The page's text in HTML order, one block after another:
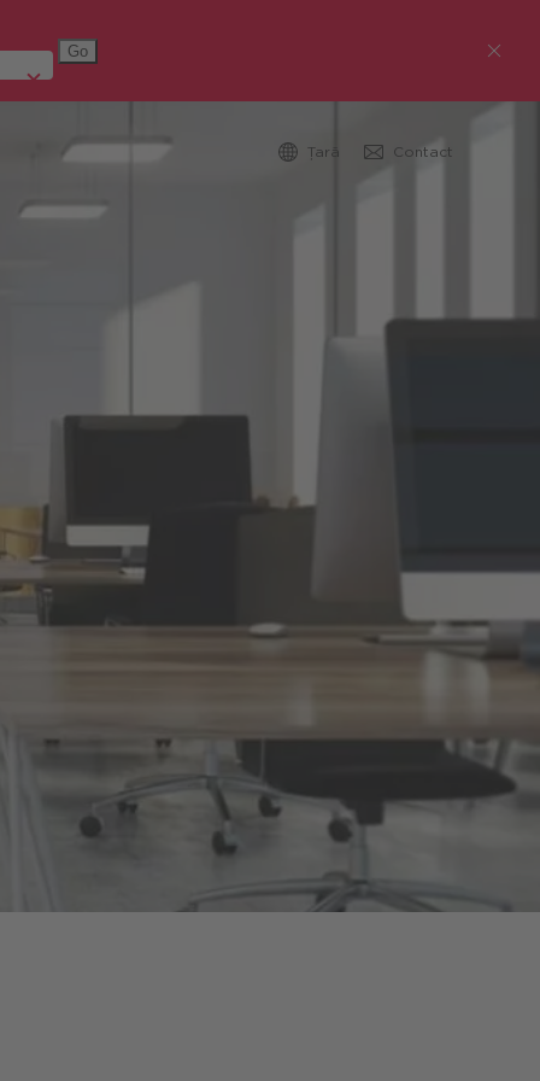
Republica Cehă (čeština)
Global (English)
Țară Contact